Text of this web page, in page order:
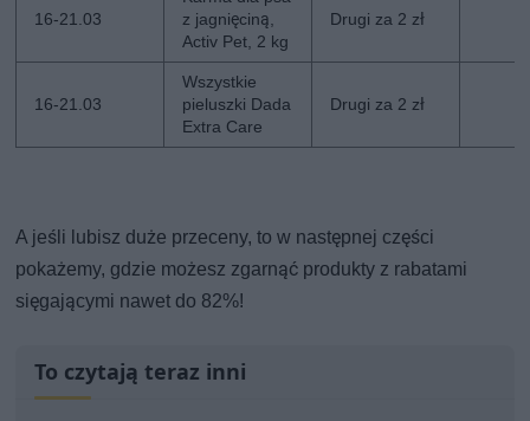
16-21.03
z jagnięciną,
Activ Pet, 2 kg
Drugi za 2 zł
16-21.03
Wszystkie
pieluszki Dada
Extra Care
Drugi za 2 zł
A jeśli lubisz duże przeceny, to w następnej części
pokażemy, gdzie możesz zgarnąć produkty z rabatami
sięgającymi nawet do 82%!
To czytają teraz inni